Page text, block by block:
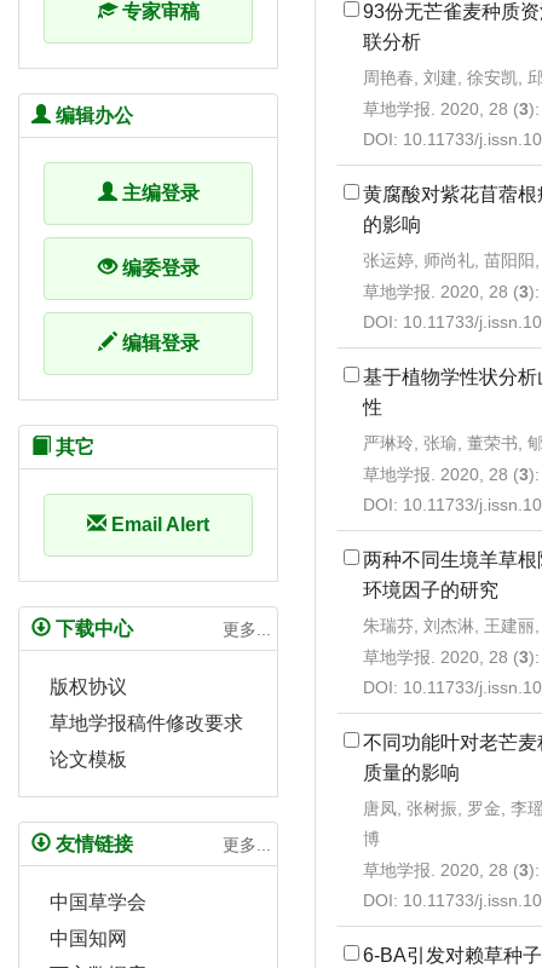
93份无芒雀麦种质
联分析
周艳春, 刘建, 徐安凯,
草地学报. 2020, 28 (3
DOI: 10.11733/
黄腐酸对紫花苜蓿
的影响
张运婷, 师尚礼, 苗阳阳
草地学报. 2020, 28 (3
DOI: 10.11733/
基于植物学性状分
性
严琳玲, 张瑜, 董荣书,
草地学报. 2020, 28 (3
DOI: 10.11733/
两种不同生境羊草
环境因子的研究
朱瑞芬, 刘杰淋, 王建丽
草地学报. 2020, 28 (3
DOI: 10.11733/
不同功能叶对老芒
质量的影响
唐凤, 张树振, 罗金, 李
博
草地学报. 2020, 28 (3
DOI: 10.11733/
6-BA引发对赖草种
专家审稿
编辑办公
主编登录
编委登录
编辑登录
其它
Email Alert
下载中心 更多...
版权协议
草地学报稿件修改要求
论文模板
友情链接 更多...
中国草学会
中国知网